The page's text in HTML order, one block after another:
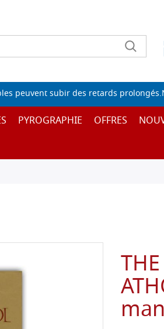
Liste de
peuvent subir des retards
PYROGRAPHIE OFFRES